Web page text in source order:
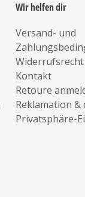
Wir helfen dir
Versand- und
Widerrufsrecht
Kontakt
Retoure
Reklamation &
Privatsphäre-